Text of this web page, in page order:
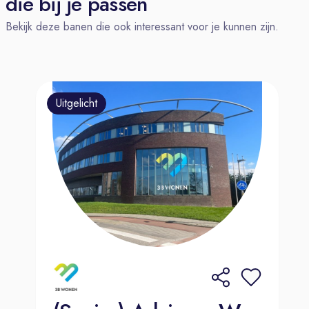
autobranche, maar door trainingen en
ondersteuning is hij nu uitgegroeid tot
Een klantgerichte instelling en de
vaardigheid om mensen op hun
gemak te stellen.
Administratieve vaardigheden, je
houdt het overzicht en zorgt dat alles
soepel verloopt.
Flexibiliteit, want elke dag is anders
en soms moet je snel schakelen.
Wat kan je van ons verwachten?
Bij Amega kom je terecht in een
gezellig en informeel team waar
Bekijk deze banen die ook interessant voor je kunnen zijn.
Uitgelicht